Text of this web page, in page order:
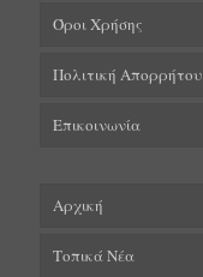
Όροι Χρήσης
Πολιτική Απορρήτου
Επικοινωνία
Αρχική
Τοπικά Νέα